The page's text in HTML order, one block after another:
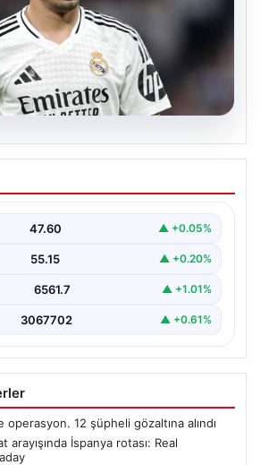
kanat arayışında
Real Madrid’den sürpriz
için sürdürülen görüşmelerin son
hız…
47.60 ▲ +0.05%
55.15 ▲ +0.20%
6561.7 ▲ +1.01%
3067702 ▲ +0.61%
operasyon. 12 şüpheli gözaltına alındı
arayışında İspanya rotası: Real